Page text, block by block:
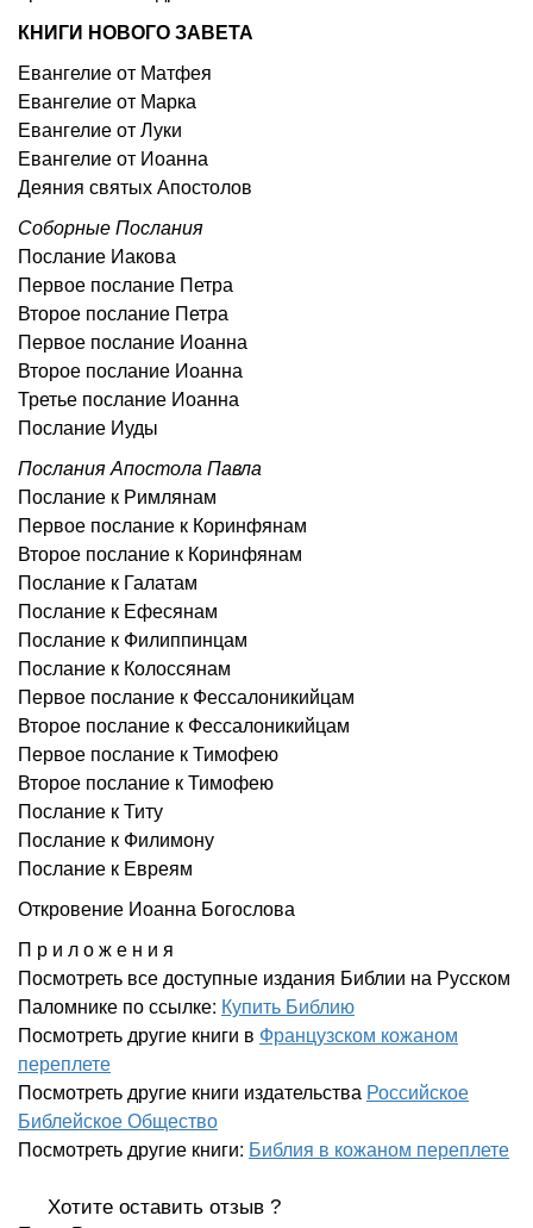
КНИГИ НОВОГО ЗАВЕТА
Евангелие от Матфея
Евангелие от Марка
Евангелие от Луки
Евангелие от Иоанна
Деяния святых Апостолов
Соборные Послания
Послание Иакова
Первое послание Петра
Второе послание Петра
Первое послание Иоанна
Второе послание Иоанна
Третье послание Иоанна
Послание Иуды
Послания Апостола Павла
Послание к Римлянам
Первое послание к Коринфянам
Второе послание к Коринфянам
Послание к Галатам
Послание к Ефесянам
Послание к Филиппинцам
Послание к Колоссянам
Первое послание к Фессалоникийцам
Второе послание к Фессалоникийцам
Первое послание к Тимофею
Второе послание к Тимофею
Послание к Титу
Послание к Филимону
Послание к Евреям
Откровение Иоанна Богослова
П р и л о ж е н и я
Посмотреть все доступные издания Библии на Русском
Паломнике по ссылке: Купить Библию
Посмотреть другие книги в Французском кожаном
переплете
Посмотреть другие книги издательства Российское
Библейское Общество
Посмотреть другие книги: Библия в кожаном переплете
Хотите оставить отзыв ?